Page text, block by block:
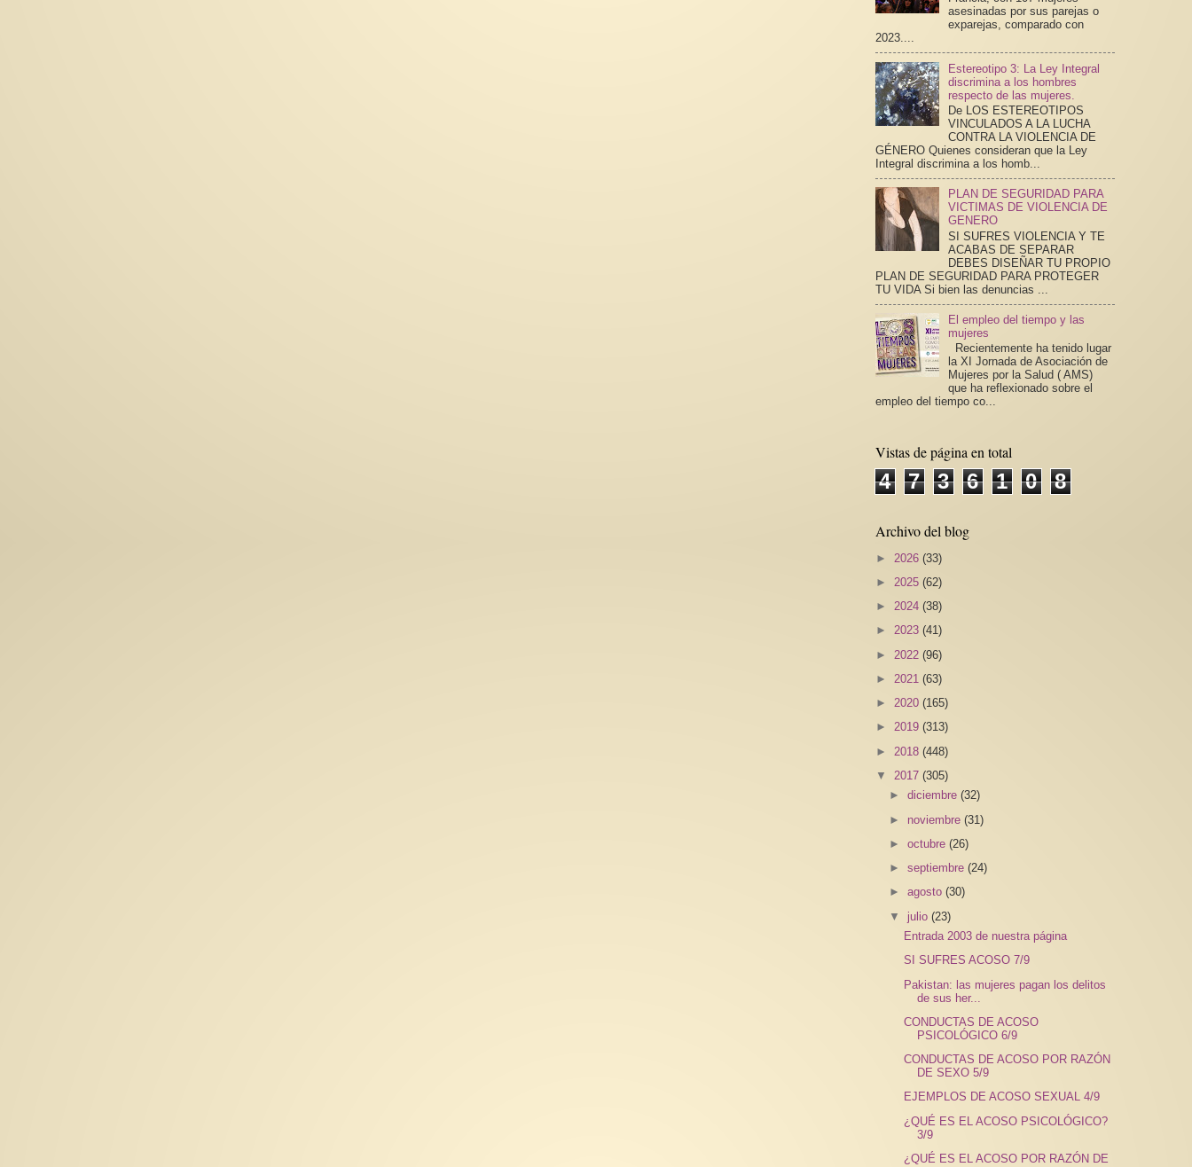
asesinadas por sus parejas o
exparejas, comparado con
2023....
Estereotipo 3: La Ley Integral
discrimina a los hombres
respecto de las mujeres.
De LOS ESTEREOTIPOS
VINCULADOS A LA LUCHA
CONTRA LA VIOLENCIA DE
GÉNERO Quienes consideran que la Ley
Integral discrimina a los homb...
PLAN DE SEGURIDAD PARA
VICTIMAS DE VIOLENCIA DE
GENERO
SI SUFRES VIOLENCIA Y TE
ACABAS DE SEPARAR
DEBES DISEÑAR TU PROPIO
PLAN DE SEGURIDAD PARA PROTEGER
TU VIDA Si bien las denuncias ...
El empleo del tiempo y las
mujeres
Recientemente ha tenido lugar
la XI Jornada de Asociación de
Mujeres por la Salud ( AMS)
que ha reflexionado sobre el
empleo del tiempo co...
Vistas de página en total
4 7 3 6 1 0 8
Archivo del blog
► 2026 (33)
► 2025 (62)
► 2024 (38)
► 2023 (41)
► 2022 (96)
► 2021 (63)
► 2020 (165)
► 2019 (313)
► 2018 (448)
▼ 2017 (305)
►diciembre(32)
► noviembre(31)
►octubre(26)
►septiembre(24)
►agosto(30)
▼ julio(23)
Entrada 2003 de nuestra página
SI SUFRES ACOSO 7/9
Pakistan: las mujeres pagan los delitos
de sus her...
CONDUCTAS DE ACOSO
PSICOLÓGICO 6/9
CONDUCTAS DE ACOSO POR RAZÓN
DE SEXO 5/9
EJEMPLOS DE ACOSO SEXUAL 4/9
¿QUÉ ES EL ACOSO PSICOLÓGICO?
3/9
¿QUÉ ES EL ACOSO POR RAZÓN DE